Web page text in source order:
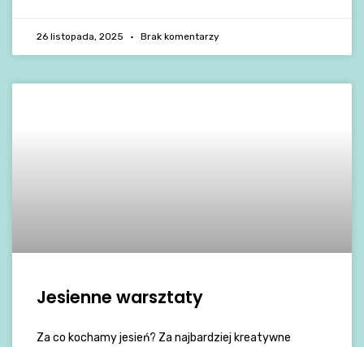
26 listopada, 2025 Brak komentarzy
Jesienne warsztaty
Za co kochamy jesień? Za najbardziej kreatywne